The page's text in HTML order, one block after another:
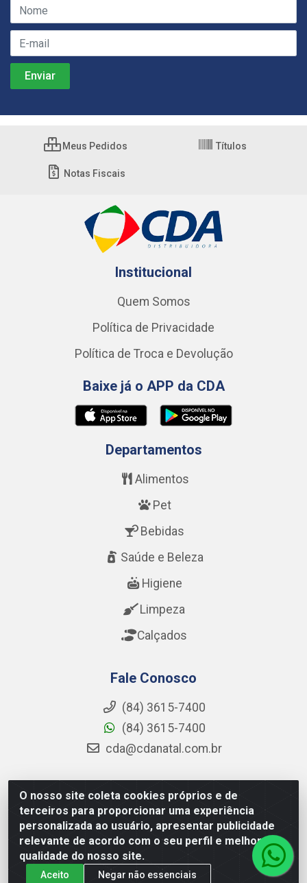
O nosso site coleta cookies próprios e de
terceiros para proporcionar uma experiência
personalizada ao usuário, apresentar publicidade
relevante de acordo com o seu perfil e melhorar a
qualidade do nosso site.
Aceito Negar não essenciais
Meus Pedidos Títulos
Notas Fiscais
Institucional
Quem Somos
Política de Privacidade
Política de Troca e Devolução
Baixe já o APP da CDA
Departamentos
Alimentos
Pet
Bebidas
Saúde e Beleza
Higiene
Limpeza
Calçados
Fale Conosco
(84) 3615-7400
(84) 3615-7400
cda@cdanatal.com.br
CDA Distribuidora - Avenida Abel Cabral, 1090 - Nova
Parnamirim, Parnamirim/RN - CEP 59.151-250 - CNPJ
02.275.901/0001-11